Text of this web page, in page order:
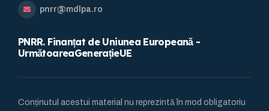
pnrr@mdlpa.ro
PNRR. Finanțat de Uniunea Europeană -
UrmătoareaGenerațieUE
Conținutul acestui material nu reprezintă în mod obligatoriu